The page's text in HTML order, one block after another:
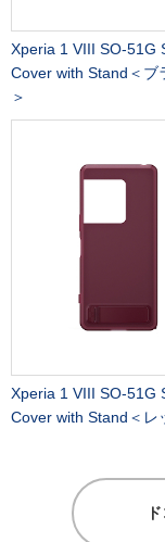
Xperia 1 VIII SO-51G
Cover with Stand＜ブ
＞
Xperia 1 VIII SO-51G
Cover with Stand＜レ